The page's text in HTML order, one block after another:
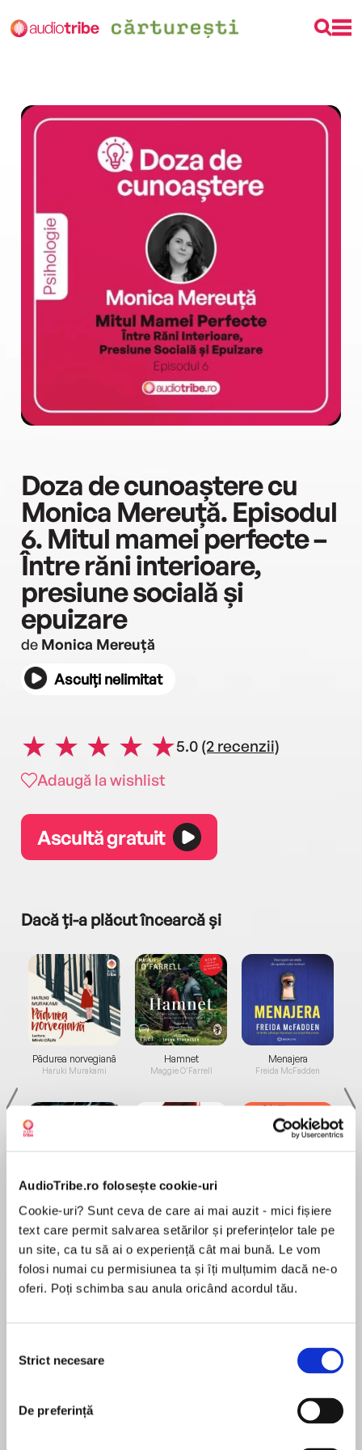
AudioTribe.ro folosește cookie-uri
Cookie-uri? Sunt ceva de care ai mai auzit - mici fișiere
text care permit salvarea setărilor și preferințelor tale pe
un site, ca tu să ai o experiență cât mai bună. Le vom
folosi numai cu permisiunea ta și îți mulțumim dacă ne-o
oferi. Poți schimba sau anula oricând acordul tău.
consimțământului
Strict necesare
De preferință
Doza de cunoaștere cu
Monica Mereuță. Episodul
6. Mitul mamei perfecte –
Între răni interioare,
presiune socială și
epuizare
de Monica Mereuță
Asculți nelimitat
5.0 (2 recenzii)
Adaugă la wishlist
Ascultă gratuit
Dacă ți-a plăcut încearcă și
Pădurea norvegiană
Haruki Murakami
Elita de Argint (Elita
de...
Hamnet
Maggie O'Farrell
Diavolul se îmbracă de
la...
Menajera
Freida McFadden
Migdală
Sohn Won-pyung
mitul mamei perfecte, analizând capcana
atât din perspectiva rănilor noastre din trecut,
cât și a unei societăți care împinge mamele
spre colaps interior.